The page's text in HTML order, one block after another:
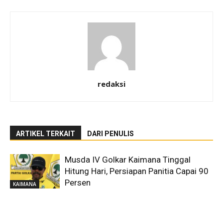
redaksi
ARTIKEL TERKAIT DARI PENULIS
KAIMANA
Musda IV Golkar Kaimana Tinggal
Hitung Hari, Persiapan Panitia Capai 90
Persen